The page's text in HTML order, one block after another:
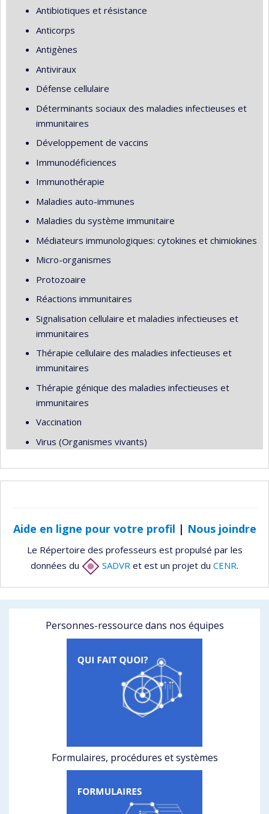
Antibiotiques et résistance
Anticorps
Antigènes
Antiviraux
Défense cellulaire
Déterminants sociaux des maladies infectieuses et
immunitaires
Développement de vaccins
Immunodéficiences
Immunothérapie
Maladies auto-immunes
Maladies du système immunitaire
Médiateurs immunologiques: cytokines et chimiokines
Micro-organismes
Protozoaire
Réactions immunitaires
Signalisation cellulaire et maladies infectieuses et
immunitaires
Thérapie cellulaire des maladies infectieuses et
immunitaires
Thérapie génique des maladies infectieuses et
immunitaires
Vaccination
Virus (Organismes vivants)
Aide en ligne pour votre profil | Nous joindre
Le Répertoire des professeurs est propulsé par les
données du
SADVR et est un projet du CENR.
Personnes-ressource dans nos équipes
Formulaires, procédures et systèmes